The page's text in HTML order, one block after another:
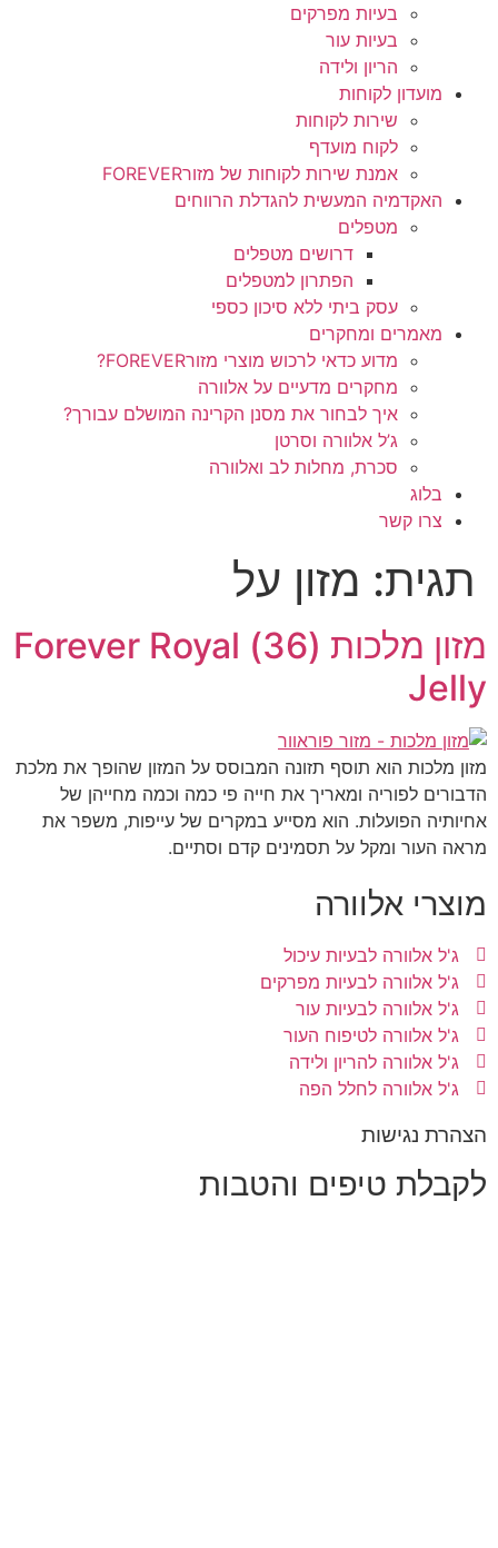
בעיות מפרקים
בעיות עור
הריון ולידה
מועדון לקוחות
שירות לקוחות
לקוח מועדף
אמנת שירות לקוחות של מזורFOREVER
האקדמיה המעשית להגדלת הרווחים
מטפלים
דרושים מטפלים
הפתרון למטפלים
עסק ביתי ללא סיכון כספי
מאמרים ומחקרים
מדוע כדאי לרכוש מוצרי מזורFOREVER?
מחקרים מדעיים על אלוורה
איך לבחור את מסנן הקרינה המושלם עבורך?
ג’ל אלוורה וסרטן
סכרת, מחלות לב ואלוורה
בלוג
צרו קשר
תגית: מזון על
מזון מלכות (36) Forever Royal
Jelly
מזון מלכות הוא תוסף תזונה המבוסס על המזון שהופך את מלכת
הדבורים לפוריה ומאריך את חייה פי כמה וכמה מחייהן של
אחיותיה הפועלות. הוא מסייע במקרים של עייפות, משפר את
מראה העור ומקל על תסמינים קדם וסתיים.
מוצרי אלוורה
ג'ל אלוורה לבעיות עיכול
ג'ל אלוורה לבעיות מפרקים
ג'ל אלוורה לבעיות עור
ג'ל אלוורה לטיפוח העור
ג'ל אלוורה להריון ולידה
ג'ל אלוורה לחלל הפה
הצהרת נגישות
לקבלת טיפים והטבות